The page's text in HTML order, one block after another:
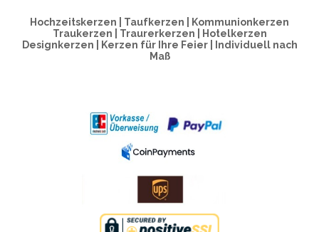
Hochzeitskerzen | Taufkerzen | Kommunionkerzen
Traukerzen | Traurerkerzen | Hotelkerzen
Designkerzen | Kerzen für Ihre Feier | Individuell nach
Maß